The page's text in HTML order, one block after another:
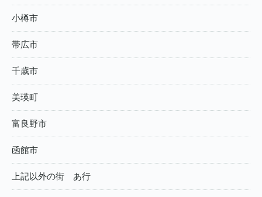
小樽市
帯広市
千歳市
美瑛町
富良野市
函館市
上記以外の街 あ行